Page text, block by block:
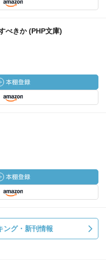
べきか (PHP文庫)
ング・新刊情報